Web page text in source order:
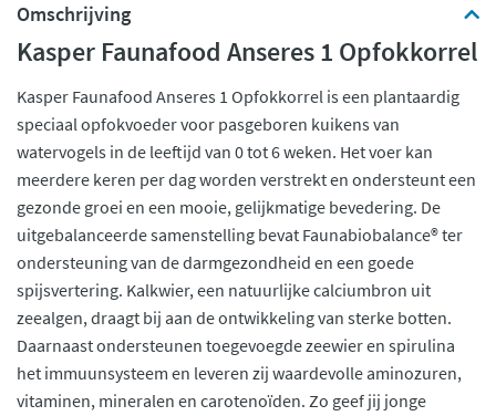
Omschrijving
Kasper Faunafood Anseres 1 Opfokkorrel
Kasper Faunafood Anseres 1 Opfokkorrel is een plantaardig
speciaal opfokvoeder voor pasgeboren kuikens van
watervogels in de leeftijd van 0 tot 6 weken. Het voer kan
meerdere keren per dag worden verstrekt en ondersteunt een
gezonde groei en een mooie, gelijkmatige bevedering. De
uitgebalanceerde samenstelling bevat Faunabiobalance® ter
ondersteuning van de darmgezondheid en een goede
spijsvertering. Kalkwier, een natuurlijke calciumbron uit
zeealgen, draagt bij aan de ontwikkeling van sterke botten.
Daarnaast ondersteunen toegevoegde zeewier en spirulina
het immuunsysteem en leveren zij waardevolle aminozuren,
vitaminen, mineralen en carotenoïden. Zo geef jij jonge